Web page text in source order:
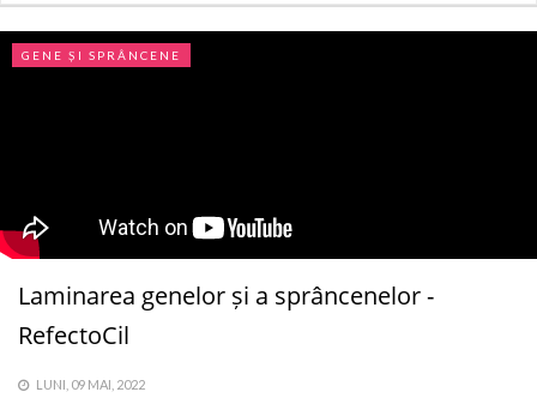
GENE ȘI SPRÂNCENE
Laminarea genelor și a sprâncenelor -
RefectoCil
LUNI, 09 MAI, 2022